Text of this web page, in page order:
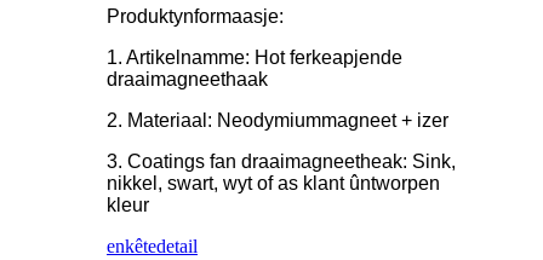
Produktynformaasje:
1. Artikelnamme: Hot ferkeapjende
draaimagneethaak
2. Materiaal: Neodymiummagneet + izer
3. Coatings fan draaimagneetheak: Sink,
nikkel, swart, wyt of as klant ûntworpen
kleur
enkêtedetail